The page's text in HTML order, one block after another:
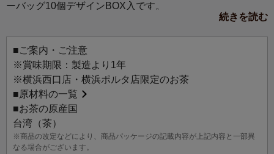
ーバッグ10個デザインBOX入です。
馬車道通り（西洋）と中華街（東洋）のモチーフをちりば
めた、異国情緒が溢れる、華やかな横濱の街の様子をイメ
ージしたデザインです。
横浜を旅した気分になれる楽しい雰囲気のパッケージは、
お土産や贈りものにもおすすめです。
横濱の街：異国情緒あふれる街にふさわしく、台湾の烏龍
茶と日本の緑茶をブレンドしたやわらかな風味のお茶。ア
プリコットとココナツの甘い香りに包まれます。
続きを読む
■ご案内・ご注意
※賞味期限：製造より1年
※横浜西口店・横浜ポルタ店限定のお茶
■原材料の一覧
■お茶の原産国
台湾（茶）
※商品の改定などにより、商品パッケージの記載内容が上記内容と一部異
なる場合がございます。